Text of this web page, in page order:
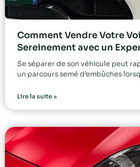
Comment Vendre Votre
Sereinement avec un
Se séparer de son véhicule peut
un parcours semé d’embûches
Lire la suite »